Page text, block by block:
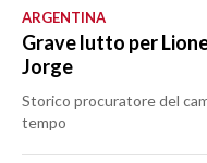
ARGENTINA
Grave lutto per
Jorge
Storico procuratore del
tempo